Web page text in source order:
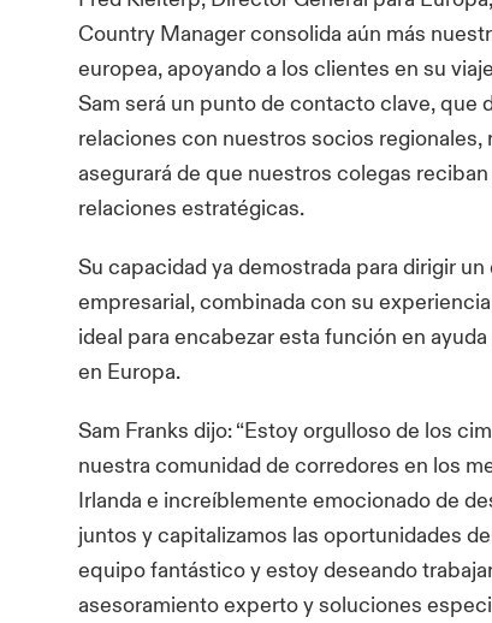
Country Manager consolida aún más
europea, apoyando a los clientes en su
Sam será un punto de contacto clave, que
relaciones con nuestros socios
asegurará de que nuestros colegas
relaciones estratégicas.
Su capacidad ya demostrada para dirigir
empresarial, combinada con su
ideal para encabezar esta función en
en Europa.
Sam Franks dijo: “Estoy orgulloso de los
nuestra comunidad de corredores en los
Irlanda e increíblemente emocionado de
juntos y capitalizamos las oportunidades
equipo fantástico y estoy deseando
asesoramiento experto y soluciones